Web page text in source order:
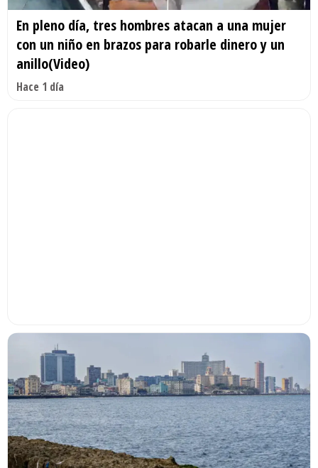
En pleno día, tres hombres atacan a una mujer
con un niño en brazos para robarle dinero y un
anillo(Video)
Hace 1 día